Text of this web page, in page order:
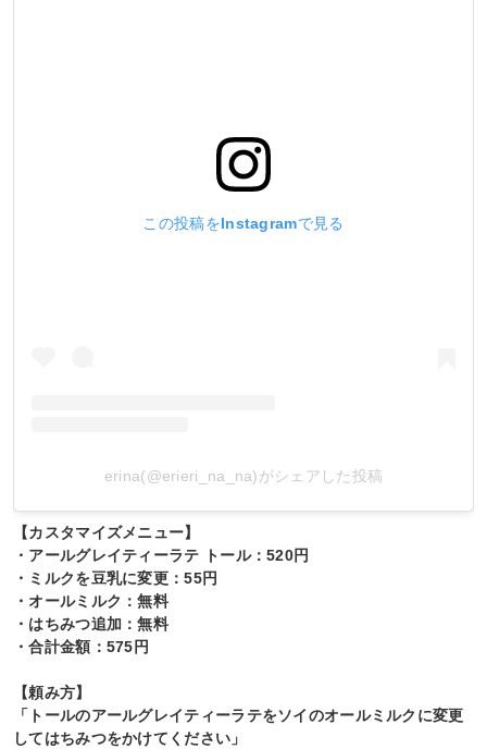
この投稿をInstagramで見る
erina(@erieri_na_na)がシェアした投稿
【カスタマイズメニュー】
・アールグレイティーラテ トール：520円
・ミルクを豆乳に変更：55円
・オールミルク：無料
・はちみつ追加：無料
・合計金額：575円
【頼み方】
「トールのアールグレイティーラテをソイのオールミルクに変更
してはちみつをかけてください」